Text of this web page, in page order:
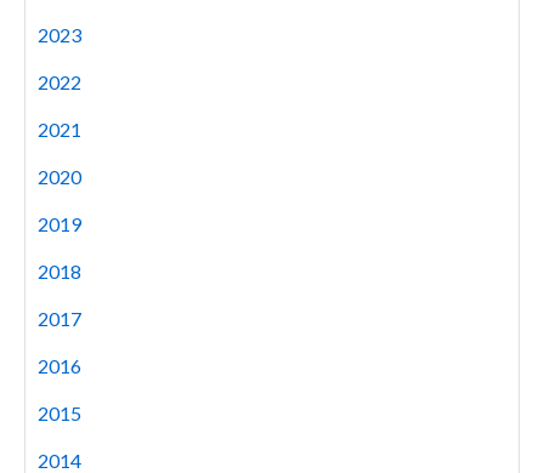
2023
2022
2021
2020
2019
2018
2017
2016
2015
2014